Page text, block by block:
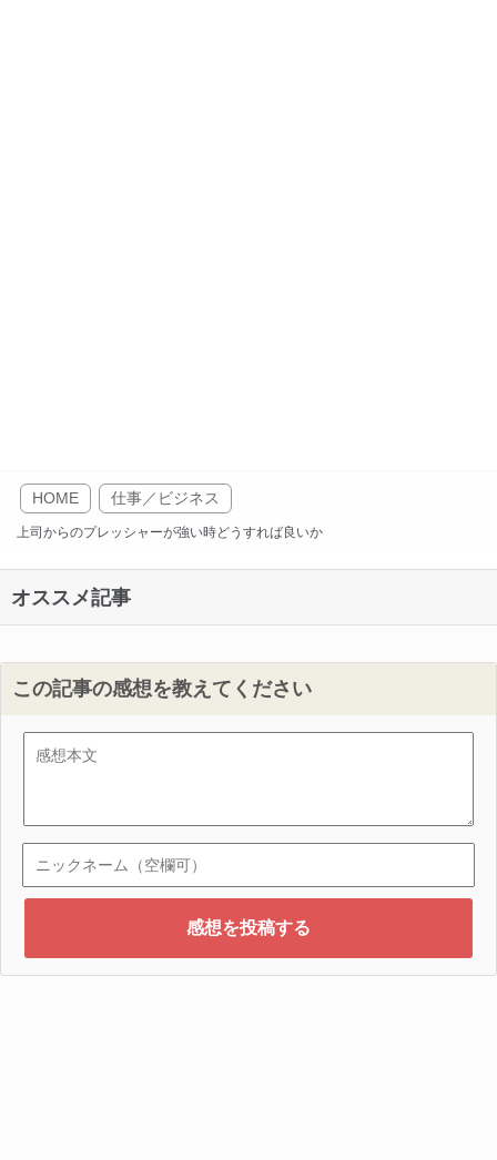
HOME 仕事／ビジネス
上司からのプレッシャーが強い時どうすれば良いか
オススメ記事
この記事の感想を教えてください